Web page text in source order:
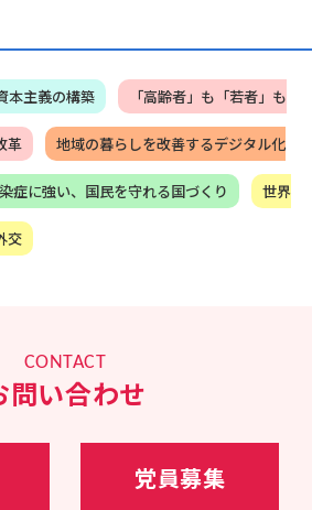
復帰（2期目）、現在当選4期。
大臣を務める。
政治家としては初めて経済連携協定（EPA）の首席
交渉官を努め、日本とモンゴルのEPAを妥結、
2016年5月、モンゴルより北斗七星勲章を授与さ
れた他、平和外交の柱であるODAの改善や核軍
縮・核不拡散に心血を注ぐ。また、2016年7月バ
ングラデシュ・ダッカで発生したテロ事件では現
地対策本部長を務める。
17年～20年、岸田文雄政務調査会長の下、政務調
20年10月～、衆議院内閣委員会委員長
21年10月～、内閣官房副長官（政務）、内閣総理
大臣補佐官
事長代理・政調会長特別補佐
本主義の構築 「高齢者」も「若者」も
革 地域の暮らしを改善するデジタル化
症に強い、国民を守れる国づくり 世界
交
CONTACT
問い合わせ
党員募集